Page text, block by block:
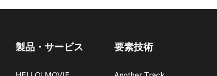
製品・サービス 要素技術